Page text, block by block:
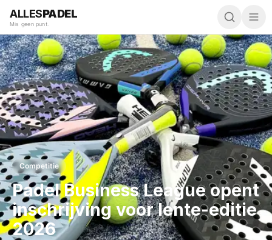
ALLESPADEL
Mis geen punt.
Competitie
Padel Business League opent
inschrijving voor lente-editie
2026